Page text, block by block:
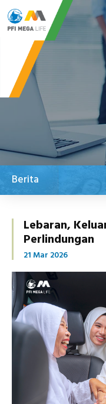
Berita
Lebaran,
Perlindungan
21 Mar 2026